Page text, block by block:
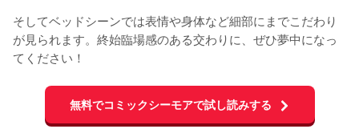
そしてベッドシーンでは表情や身体など細部にまでこだわり
が見られます。終始臨場感のある交わりに、ぜひ夢中になっ
てください！
無料でコミックシーモアで試し読みする